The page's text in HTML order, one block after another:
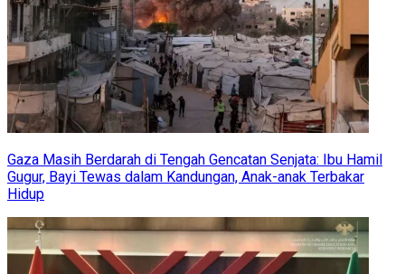
Gaza Masih Berdarah di Tengah Gencatan Senjata: Ibu Hamil
Gugur, Bayi Tewas dalam Kandungan, Anak-anak Terbakar
Hidup